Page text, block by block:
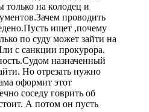
только на колодец и
проводить
ищет ,почему
по суду может зайти на
с санкции прокурора.
назначенный
Но отрезать нужно
оформит этот
соседу говрить об
А потом он пусть